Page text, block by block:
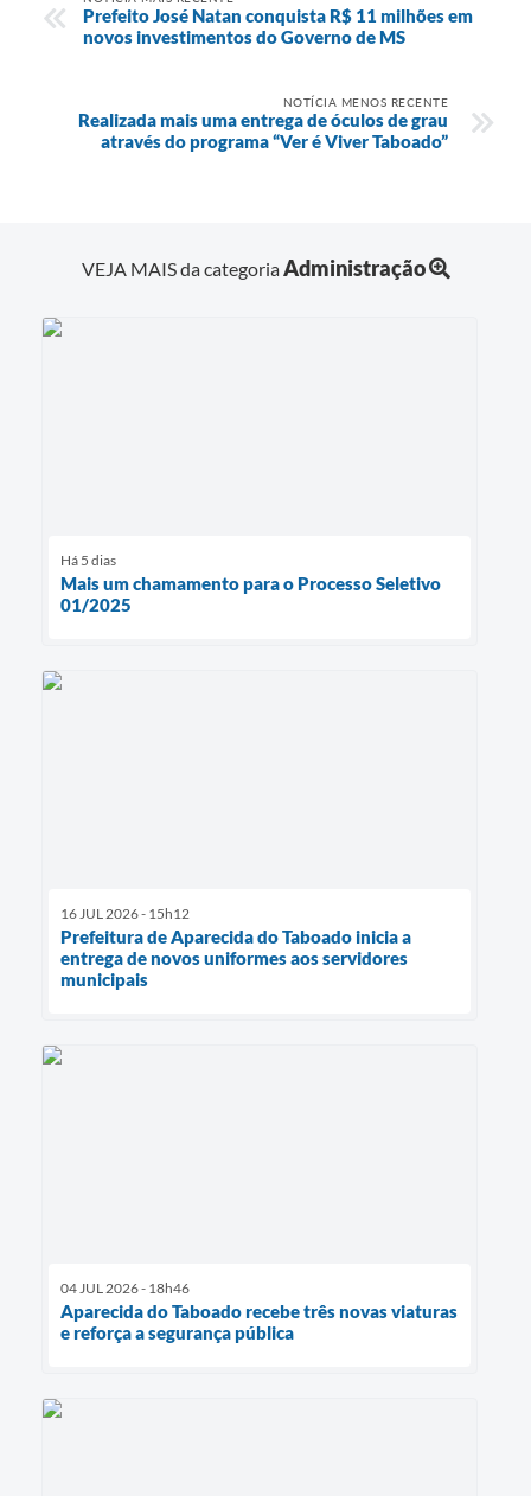
Prefeito José Natan conquista R$ 11 milhões em
novos investimentos do Governo de MS
NOTÍCIA MENOS RECENTE
Realizada mais uma entrega de óculos de grau
através do programa “Ver é Viver Taboado”
VEJA MAIS da categoriaAdministração
Há 5 dias
Mais um chamamento para o Processo Seletivo
01/2025
16 JUL 2026 - 15h12
Prefeitura de Aparecida do Taboado inicia a
entrega de novos uniformes aos servidores
municipais
04 JUL 2026 - 18h46
Aparecida do Taboado recebe três novas viaturas
e reforça a segurança pública